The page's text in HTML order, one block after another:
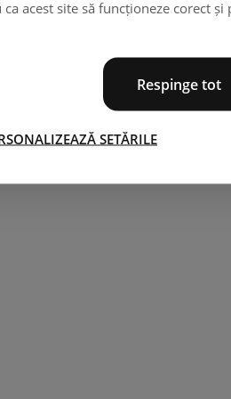
ca acest site să funcționeze corect
Respinge tot
SETĂRILE